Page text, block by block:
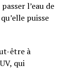
l’eau de
puisse
être à
qui